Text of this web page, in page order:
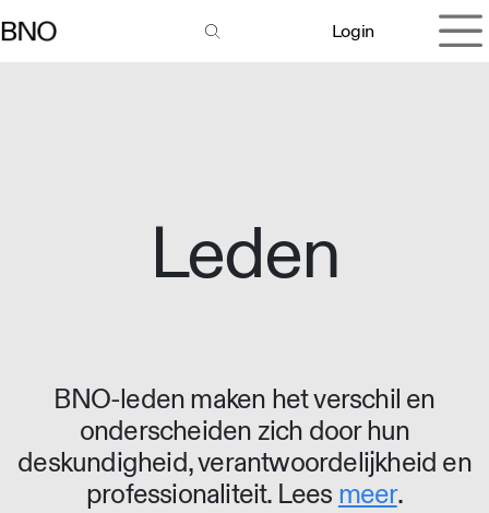
Login
Leden
BNO-leden maken het verschil en
onderscheiden zich door hun
deskundigheid, verantwoordelijkheid en
professionaliteit. Lees meer.